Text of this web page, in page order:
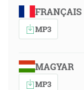
FRANÇAIS
MP3
MAGYAR
MP3